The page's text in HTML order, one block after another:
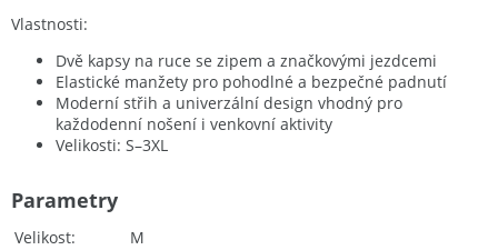
Vlastnosti:
Dvě kapsy na ruce se zipem a značkovými jezdcemi
Elastické manžety pro pohodlné a bezpečné padnutí
Moderní střih a univerzální design vhodný pro
každodenní nošení i venkovní aktivity
Velikosti: S–3XL
Velikost
M
Parametry